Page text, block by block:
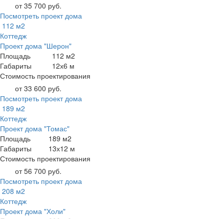
от 35 700 руб.
Посмотреть проект дома
112 м2
Коттедж
Проект дома "Шерон"
Площадь
112 м2
Габариты
12х6 м
Стоимость проектирования
от 33 600 руб.
Посмотреть проект дома
189 м2
Коттедж
Проект дома "Томас"
Площадь
189 м2
Габариты
13х12 м
Стоимость проектирования
от 56 700 руб.
Посмотреть проект дома
208 м2
Коттедж
Проект дома "Холи"